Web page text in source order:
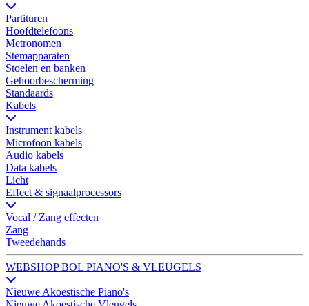
Partituren
Hoofdtelefoons
Metronomen
Stemapparaten
Stoelen en banken
Gehoorbescherming
Standaards
Kabels
Instrument kabels
Microfoon kabels
Audio kabels
Data kabels
Licht
Effect & signaalprocessors
Vocal / Zang effecten
Zang
Tweedehands
WEBSHOP BOL PIANO'S & VLEUGELS
Nieuwe Akoestische Piano's